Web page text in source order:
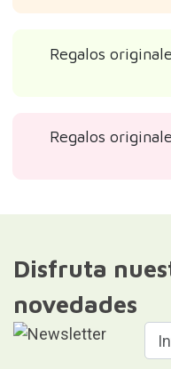
Regalos
Regalos
Disfruta
novedades